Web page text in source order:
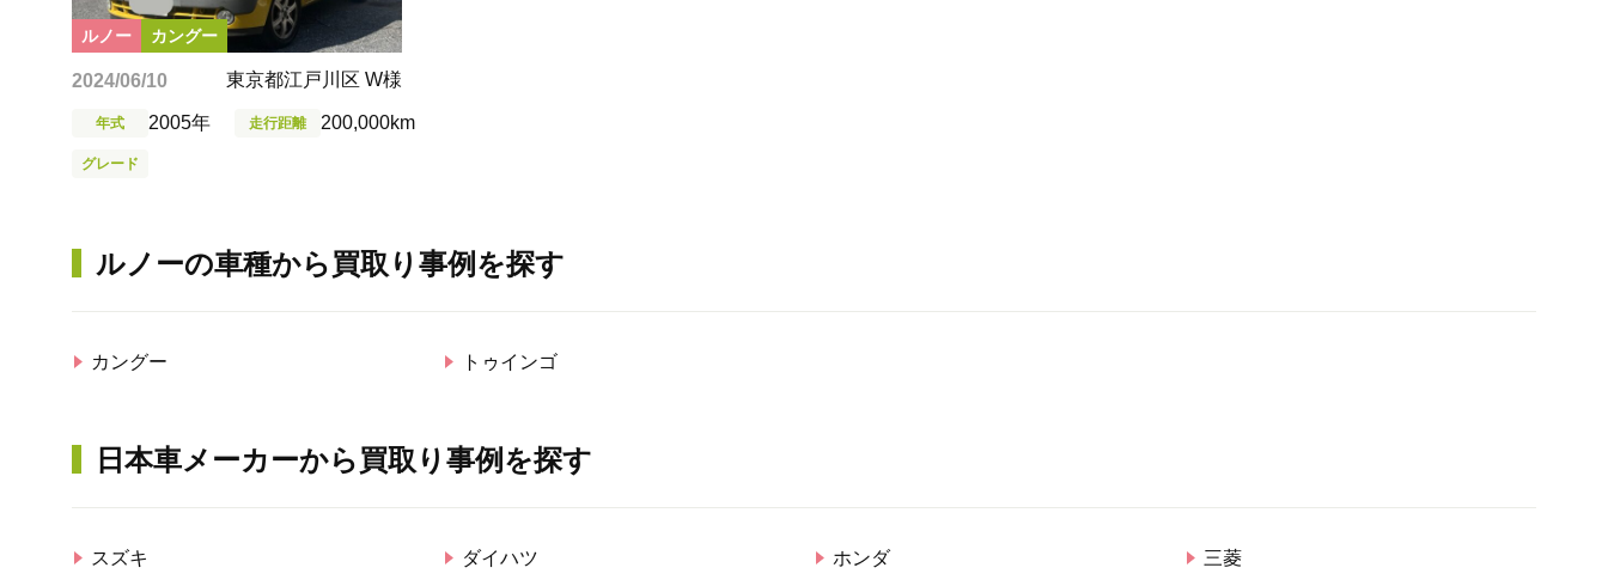
ルノー カングー
2024/06/10 東京都江戸川区 W様
年式 2005年 走行距離 200,000km
グレード
ルノーの車種から買取り事例を探す
カングー トゥインゴ
日本車メーカーから買取り事例を探す
スズキ ダイハツ ホンダ 三菱